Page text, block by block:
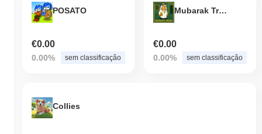
POSATO
€0.00
0.00% sem classificação
Mubarak Trump
€0.00
0.00% sem classificação
Collies